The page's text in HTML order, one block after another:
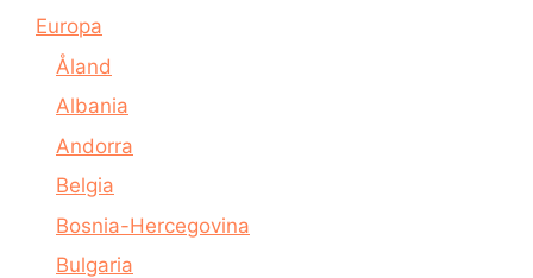
Europa
Åland
Albania
Andorra
Belgia
Bosnia-Hercegovina
Bulgaria